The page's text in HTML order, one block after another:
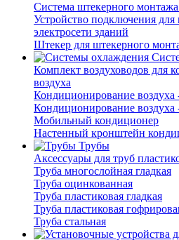
Система штекерного монтажа
Устройство подключения
электросети зданий
Штекер для штекерного
Комплект воздуховодов для
воздуха
Кондиционирование воздуха
Кондиционирование
Мобильный кондиционер
Настенный кронштейн
Трубы
Аксессуары для труб
Труба многослойная гладкая
Труба оцинкованная
Труба пластиковая гладкая
Труба пластиковая
Труба стальная